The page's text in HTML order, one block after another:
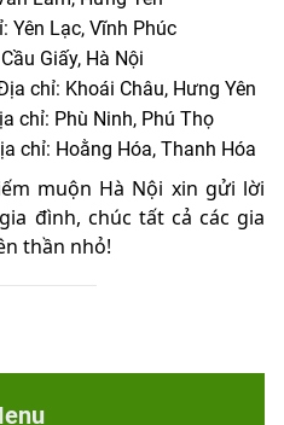
Yên Lạc, Vĩnh Phúc
Giấy, Hà Nội
chỉ: Khoái Châu, Hưng Yên
chỉ: Phù Ninh, Phú Thọ
chỉ: Hoằng Hóa, Thanh Hóa
muộn Hà Nội xin gửi lời
đình, chúc tất cả các gia
thần nhỏ!